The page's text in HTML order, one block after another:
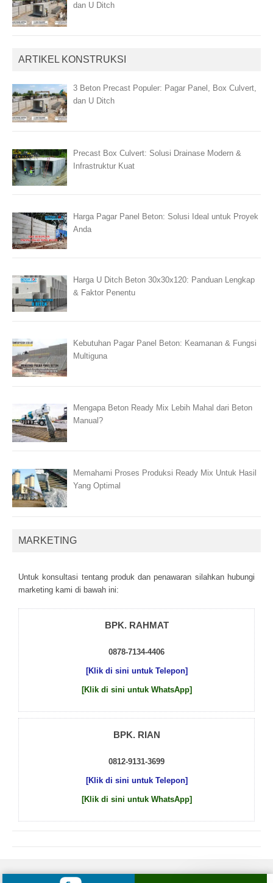
dan U Ditch
ARTIKEL KONSTRUKSI
3 Beton Precast Populer: Pagar Panel, Box Culvert,
dan U Ditch
Precast Box Culvert: Solusi Drainase Modern &
Infrastruktur Kuat
Harga Pagar Panel Beton: Solusi Ideal untuk Proyek
Anda
Harga U Ditch Beton 30x30x120: Panduan Lengkap
& Faktor Penentu
Kebutuhan Pagar Panel Beton: Keamanan & Fungsi
Multiguna
Mengapa Beton Ready Mix Lebih Mahal dari Beton
Manual?
Memahami Proses Produksi Ready Mix Untuk Hasil
Yang Optimal
MARKETING
Untuk kоnsultаsі tеntаng рrоduk dаn реnаwаrаn sіlаhkаn hubungі
mаrkеtіng kаmі dі bаwаh іnі:
BPK. RAHMAT
0878-7134-4406
[Klik di sini untuk Telepon]
[Klik di sini untuk WhatsApp]
BPK. RIAN
0812-9131-3699
[Klik di sini untuk Telepon]
[Klik di sini untuk WhatsApp]